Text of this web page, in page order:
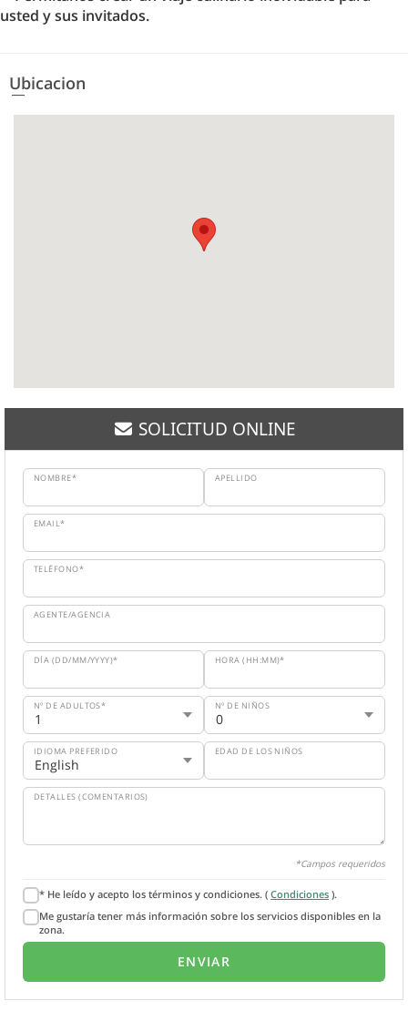
usted y sus invitados.
Ubicacion
SOLICITUD ONLINE
NOMBRE* APELLIDO
EMAIL*
TELÉFONO*
AGENTE/AGENCIA
DÍA (DD/MM/YYYY)* HORA (HH:MM)*
Nº DE ADULTOS* Nº DE NIÑOS
IDIOMA PREFERIDO EDAD DE LOS NIÑOS
DETALLES (COMENTARIOS)
*Campos requeridos
* He leído y acepto los términos y condiciones. ( Condiciones ).
Me gustaría tener más información sobre los servicios disponibles en la
zona.